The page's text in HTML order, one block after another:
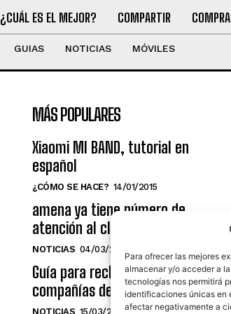
Para ofrecer las mejores
almacenar y/o acceder a
tecnologías nos permitirá
identificaciones únicas en
afectar negativamente a
¿CUÁL ES EL MEJOR? COMPARTIR
GUIAS NOTICIAS MÓVILES
MÁS POPULARES
Xiaomi MI BAND, tutorial en
español
¿CÓMO SE HACE? 14/01/2015
amena ya tiene número de
atención al cliente gratuito
NOTICIAS 04/03/2014
Guía para reclamar a las
compañías de
NOTICIAS 15/03/2009